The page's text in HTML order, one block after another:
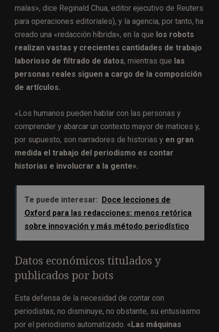
malas», dice Reginald Chua, editor ejecutivo de Reuters
para operaciones editoriales), y la agencia, por tanto, ha
creado una «redacción híbrida», en la que los robots
realizan vastas y crecientes cantidades de trabajo
laborioso de filtrado de datos, mientras que las
personas reales siguen a cargo de la composición
de artículos.
«Los humanos pueden hablar con las personas y
comprender y abarcar un contexto mayor de matices y,
por supuesto, son narradores de historias y en gran
medida el trabajo del periodismo es contar
historias e involucrar a la gente».
Te puede interesar: Doce lecciones de
Oxford para las redacciones: menos retórica
sobre innovación y más método periodístico
Datos económicos titulados y
publicados por bots
Esta defensa de la necesidad de contar con
periodistas, no disminuye, no obstante, su entusiasmo
por el periodismo automatizado. «Las máquinas